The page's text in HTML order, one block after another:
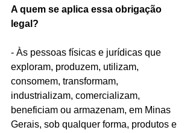
A quem se aplica essa obrigação
legal?
- Às pessoas físicas e jurídicas que
exploram, produzem, utilizam,
consomem, transformam,
industrializam, comercializam,
beneficiam ou armazenam, em Minas
Gerais, sob qualquer forma, produtos e